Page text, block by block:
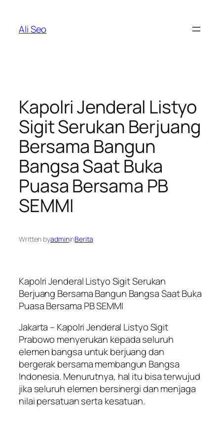
content
Ali Seo
Kapolri Jenderal Listyo
Sigit Serukan Berjuang
Bersama Bangun
Bangsa Saat Buka
Puasa Bersama PB
SEMMI
Written byadmininBerita
Kapolri Jenderal Listyo Sigit Serukan
Berjuang Bersama Bangun Bangsa Saat Buka
Puasa Bersama PB SEMMI
Jakarta – Kapolri Jenderal Listyo Sigit
Prabowo menyerukan kepada seluruh
elemen bangsa untuk berjuang dan
bergerak bersama membangun Bangsa
Indonesia. Menurutnya, hal itu bisa terwujud
jika seluruh elemen bersinergi dan menjaga
nilai persatuan serta kesatuan.